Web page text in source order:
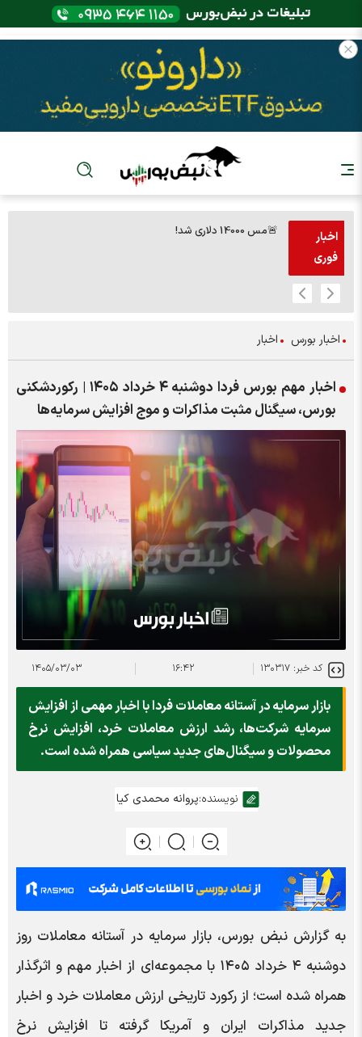
اخبار
فوری
🚨مس 14000 دلاری شد!
اخبار بورس اخبار
اخبار مهم بورس فردا دوشنبه ۴ خرداد ۱۴۰۵ | رکوردشکنی
بورس، سیگنال مثبت مذاکرات و موج افزایش سرمایه‌ها
کد خبر: ۱۳۰۳۱۷ ۱۶:۴۲ ۱۴۰۵/۰۳/۰۳
بازار سرمایه در آستانه معاملات فردا با اخبار مهمی از افزایش
سرمایه شرکت‌ها، رشد ارزش معاملات خرد، افزایش نرخ
محصولات و سیگنال‌های جدید سیاسی همراه شده است.
نویسنده:پروانه محمدی کیا
به گزارش نبض بورس، بازار سرمایه در آستانه معاملات روز
دوشنبه ۴ خرداد ۱۴۰۵ با مجموعه‌ای از اخبار مهم و اثرگذار
همراه شده است؛ از رکورد تاریخی ارزش معاملات خرد و اخبار
جدید مذاکرات ایران و آمریکا گرفته تا افزایش نرخ